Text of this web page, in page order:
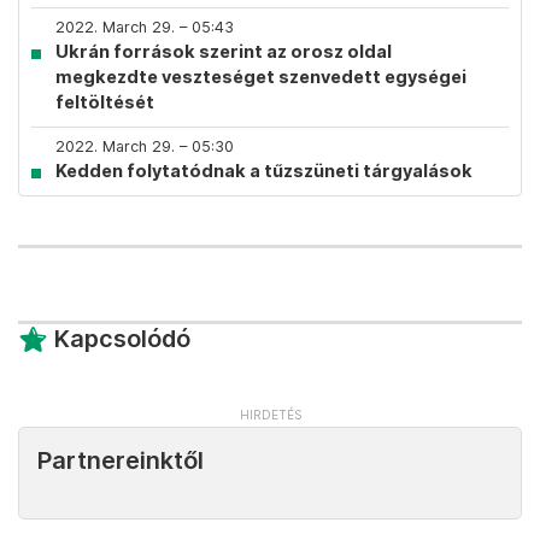
2022. March 29. – 05:43
Ukrán források szerint az orosz oldal
megkezdte veszteséget szenvedett egységei
feltöltését
2022. March 29. – 05:30
Kedden folytatódnak a tűzszüneti tárgyalások
Kapcsolódó
Partnereinktől